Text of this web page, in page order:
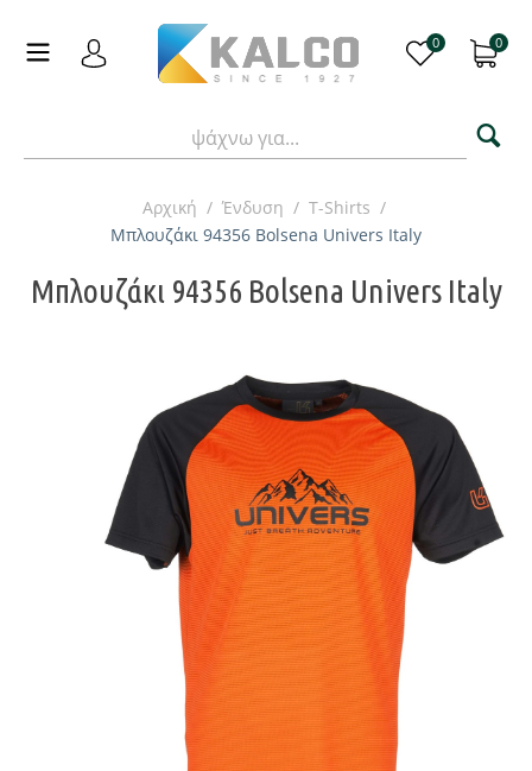
0 0
Αρχική / Ένδυση / T-Shirts /
Μπλουζάκι 94356 Bolsena Univers Italy
Μπλουζάκι 94356 Bolsena Univers Italy